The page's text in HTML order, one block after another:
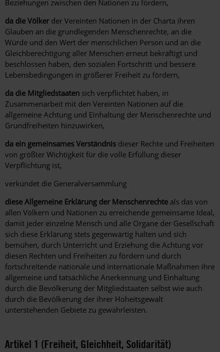
Beziehungen zwischen den Nationen zu fördern,
da die Völkerder Vereinten Nationen in der Charta ihren
Glauben an die grundlegenden Menschenrechte, an die
Würde und den Wert der menschlichen Person und an die
Gleichberechtigung aller Menschen erneut bekräftigt und
beschlossen haben, den sozialen Fortschritt und bessere
Lebensbedingungen in größerer Freiheit zu fördern,
da die Mitgliedstaaten sich verpflichtet haben, in
Zusammenarbeit mit den Vereinten Nationen auf die
allgemeine Achtung und Einhaltung der Menschenrechte und
Grundfreiheiten hinzuwirken,
da ein gemeinsames Verständnis dieser Rechte und Freiheiten
von größter Wichtigkeit für die volle Erfüllung dieser
Verpflichtung ist,
verkündet die Generalversammlung
diese Allgemeine Erklärung der Menschenrechte als das von
allen Völkern und Nationen zu erreichende gemeinsame Ideal,
damit jeder einzelne Mensch und alle Organe der Gesellschaft
sich diese Erklärung stets gegenwärtig halten und sich
bemühen, durch Unterricht und Erziehung die Achtung vor
diesen Rechten und Freiheiten zu fördern und durch
fortschreitende nationale und internationale Maßnahmen ihre
allgemeine und tatsächliche Anerkennung und Einhaltung
durch die Bevölkerung der Mitgliedstaaten selbst wie auch
durch die Bevölkerung der ihrer Hoheitsgewalt
unterstehenden Gebiete zu gewährleisten.
Artikel 1 (Freiheit, Gleichheit, Solidarität)